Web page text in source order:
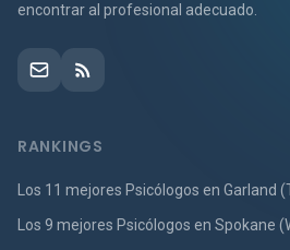
encontrar al profesional adecuado.
RANKINGS
Los 11 mejores Psicólogos en Garland
Los 9 mejores Psicólogos en Spokane